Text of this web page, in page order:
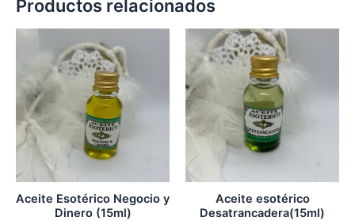
Productos relacionados
Aceite Esotérico Negocio y
Dinero (15ml)
Aceite esotérico
Desatrancadera(15ml)